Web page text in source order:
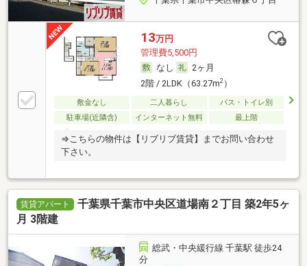
13万円
管理費5,500円
なし
2ヶ月
2階 / 2LDK（63.27m2）
敷金なし 二人暮らし
バス・トイレ別
駐車場(近隣含)
インターネット無料 最上階
⇒こちらの物件は【リブリブ賃貸】までお問い合わせ
下さい。
賃貸アパート
千葉県千葉市中央区道場南２丁目 築2年5ヶ
月 3階建
総武・中央緩行線 千葉駅 徒歩24
分